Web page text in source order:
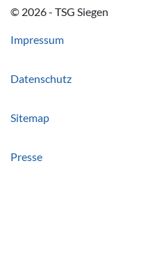
© 2026 - TSG Siegen
Impressum
Datenschutz
Sitemap
Presse